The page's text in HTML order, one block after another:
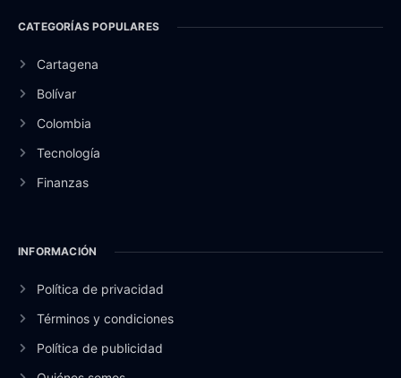
CATEGORÍAS POPULARES
Cartagena
Bolívar
Colombia
Tecnología
Finanzas
INFORMACIÓN
Política de privacidad
Términos y condiciones
Política de publicidad